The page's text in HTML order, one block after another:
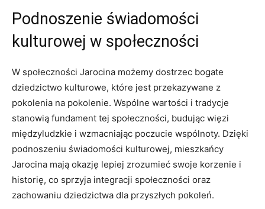
Podnoszenie świadomości
kulturowej ​w społeczności
W ⁢społeczności Jarocina możemy dostrzec bogate⁣
dziedzictwo kulturowe, które jest ​przekazywane z
pokolenia na pokolenie. Wspólne wartości i ‍tradycje
stanowią⁣ fundament tej‍ społeczności,⁣ budując więzi
międzyludzkie i wzmacniając‌ poczucie wspólnoty. Dzięki
podnoszeniu świadomości kulturowej, ⁢mieszkańcy
⁣Jarocina mają ‌okazję lepiej‍ zrozumieć swoje ‌korzenie i
historię, ⁤co ⁣sprzyja ⁢integracji społeczności oraz
zachowaniu dziedzictwa dla‍ przyszłych pokoleń.